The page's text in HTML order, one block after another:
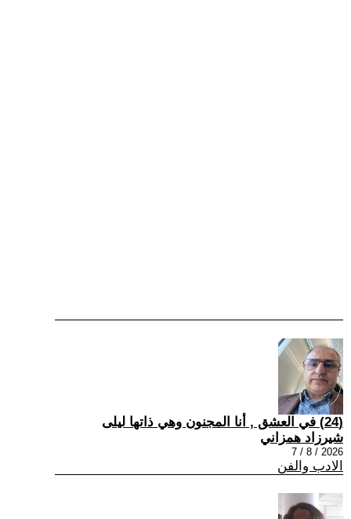
(24) في العشق , أنا المجنون وهي ذاتها ليلى
شيرزاد همزاني
2026 / 8 / 7
الادب والفن